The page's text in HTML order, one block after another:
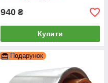
940 ₴
Купити
Подарунок